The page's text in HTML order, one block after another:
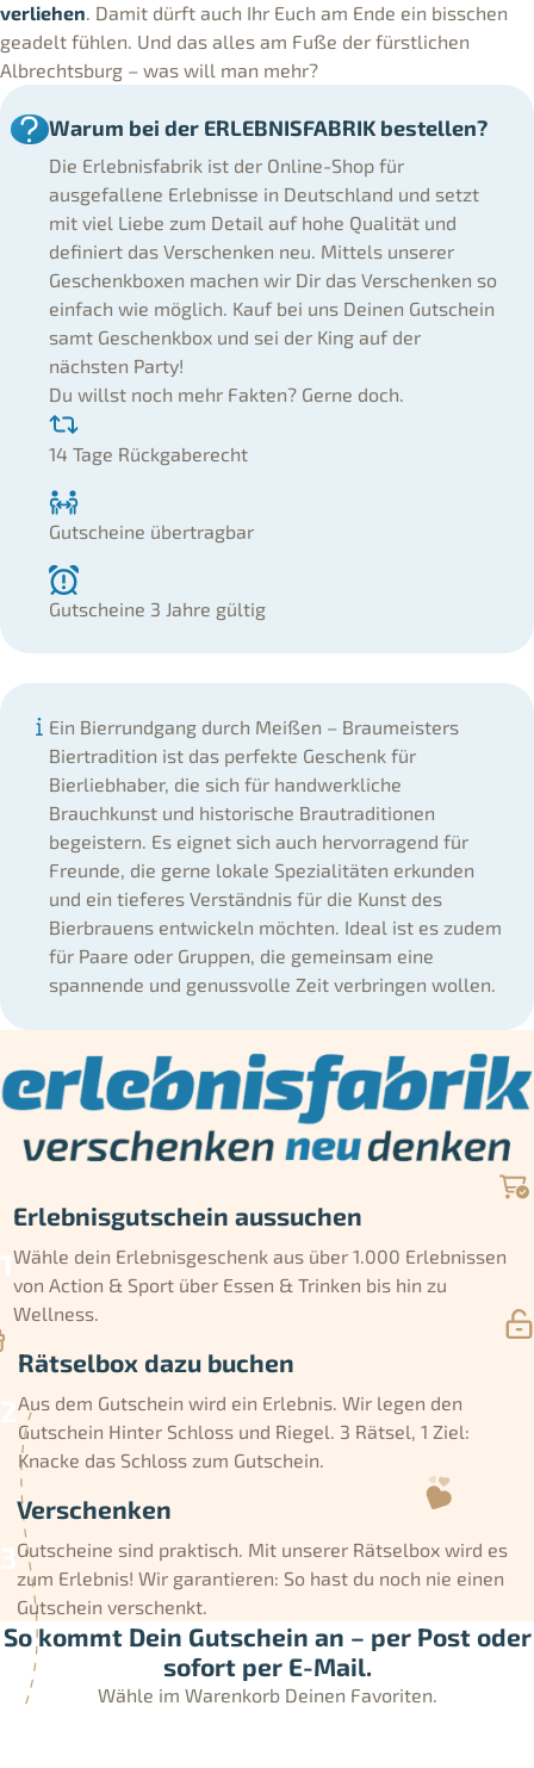
verliehen. Damit dürft auch Ihr Euch am Ende ein bisschen
geadelt fühlen. Und das alles am Fuße der fürstlichen
Albrechtsburg – was will man mehr?
Warum bei der ERLEBNISFABRIK bestellen?
Die Erlebnisfabrik ist der Online-Shop für
ausgefallene Erlebnisse in Deutschland und setzt
mit viel Liebe zum Detail auf hohe Qualität und
definiert das Verschenken neu. Mittels unserer
Geschenkboxen machen wir Dir das Verschenken so
einfach wie möglich. Kauf bei uns Deinen Gutschein
samt Geschenkbox und sei der King auf der
nächsten Party!
Du willst noch mehr Fakten? Gerne doch.
14 Tage Rückgaberecht
Gutscheine übertragbar
Gutscheine 3 Jahre gültig
Ein Bierrundgang durch Meißen – Braumeisters
Biertradition ist das perfekte Geschenk für
Bierliebhaber, die sich für handwerkliche
Brauchkunst und historische Brautraditionen
begeistern. Es eignet sich auch hervorragend für
Freunde, die gerne lokale Spezialitäten erkunden
und ein tieferes Verständnis für die Kunst des
Bierbrauens entwickeln möchten. Ideal ist es zudem
für Paare oder Gruppen, die gemeinsam eine
spannende und genussvolle Zeit verbringen wollen.
Erlebnisgutschein aussuchen
Wähle dein Erlebnisgeschenk aus über 1.000 Erlebnissen
von Action & Sport über Essen & Trinken bis hin zu
Wellness.
Rätselbox dazu buchen
Aus dem Gutschein wird ein Erlebnis. Wir legen den
Gutschein Hinter Schloss und Riegel. 3 Rätsel, 1 Ziel:
Knacke das Schloss zum Gutschein.
Verschenken
Gutscheine sind praktisch. Mit unserer Rätselbox wird es
zum Erlebnis! Wir garantieren: So hast du noch nie einen
Gutschein verschenkt.
So kommt Dein Gutschein an – per Post oder
sofort per E-Mail.
Wähle im Warenkorb Deinen Favoriten.